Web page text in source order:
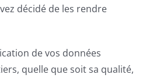
décidé de les rendre
de vos données
quelle que soit sa qualité,